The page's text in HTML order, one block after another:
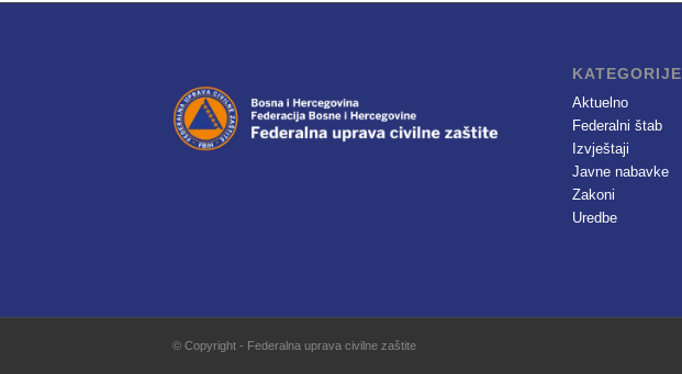
KATEGORIJE
Aktuelno
Federalni štab
Izvještaji
Javne nabavke
Zakoni
Uredbe
© Copyright - Federalna uprava civilne zaštite